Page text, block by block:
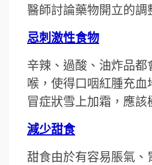
醫師討論藥物開立的調
忌刺激性食物
辛辣、過酸、油炸品都
喉，使得口咽紅腫充血
冒症狀雪上加霜，應該
減少甜食
甜食由於有容易脹氣、